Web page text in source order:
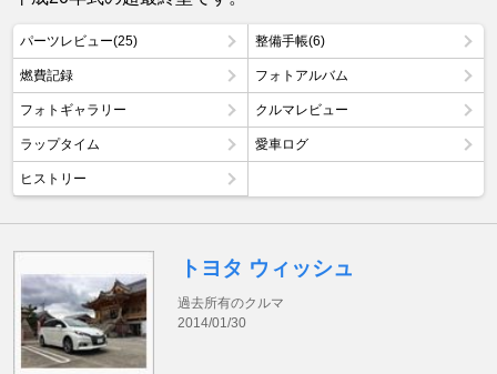
パーツレビュー(25) 整備手帳(6)
燃費記録 フォトアルバム
フォトギャラリー クルマレビュー
ラップタイム 愛車ログ
ヒストリー
トヨタ ウィッシュ
過去所有のクルマ
2014/01/30